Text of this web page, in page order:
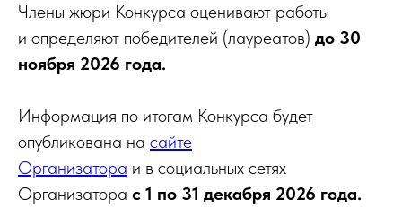
Члены жюри Конкурса оценивают работы
и определяют победителей (лауреатов) до 30
ноября 2026 года.
Информация по итогам Конкурса будет
опубликована на сайте
Организатора и в социальных сетях
Организатора с 1 по 31 декабря 2026 года.